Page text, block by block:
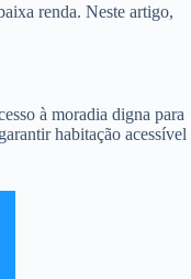
renda. Neste artigo,
à moradia digna para
habitação acessível